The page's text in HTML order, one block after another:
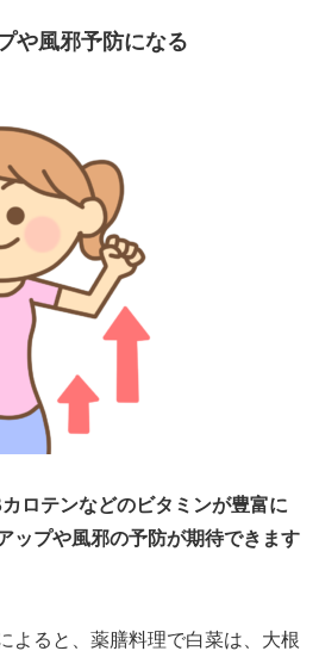
や風邪予防になる
ロテンなどのビタミンが豊富に
ップや風邪の予防が期待できます
よると、薬膳料理で白菜は、大根